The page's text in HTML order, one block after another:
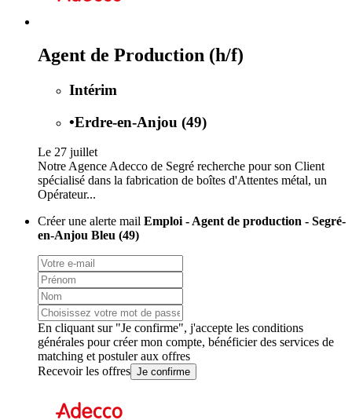
Agent de Production (h/f)
Intérim
•Erdre-en-Anjou (49)
Le 27 juillet
Notre Agence Adecco de Segré recherche pour son Client
spécialisé dans la fabrication de boîtes d'Attentes métal, un
Opérateur...
Créer une alerte mail Emploi - Agent de production - Segré-
en-Anjou Bleu (49)
En cliquant sur "Je confirme", j'accepte les conditions
générales pour créer mon compte, bénéficier des services de
matching et postuler aux offres
Recevoir les offres Je confirme